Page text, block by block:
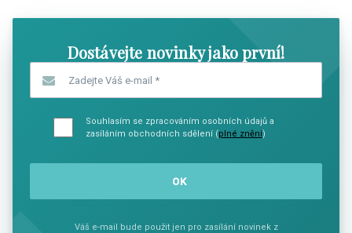
Dostávejte novinky jako první!
Souhlasím se zpracováním osobních údajů a
zasíláním obchodních sdělení (plné znění)
Váš e-mail bude použit jen pro zasílání novinek z